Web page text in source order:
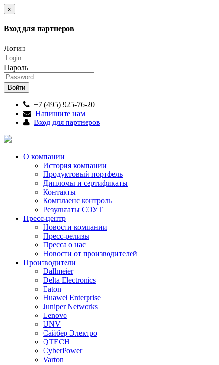
x
Вход для партнеров
Логин
Пароль
+7 (495) 925-76-20
Напишите нам
Вход для партнеров
О компании
История компании
Продуктовый портфель
Дипломы и сертификаты
Контакты
Комплаенс контроль
Результаты СОУТ
Пресс-центр
Новости компании
Пресс-релизы
Пресса о нас
Новости от производителей
Производители
Dallmeier
Delta Electronics
Eaton
Huawei Enterprise
Juniper Networks
Lenovo
UNV
Сайбер Электро
QTECH
CyberPower
Varton